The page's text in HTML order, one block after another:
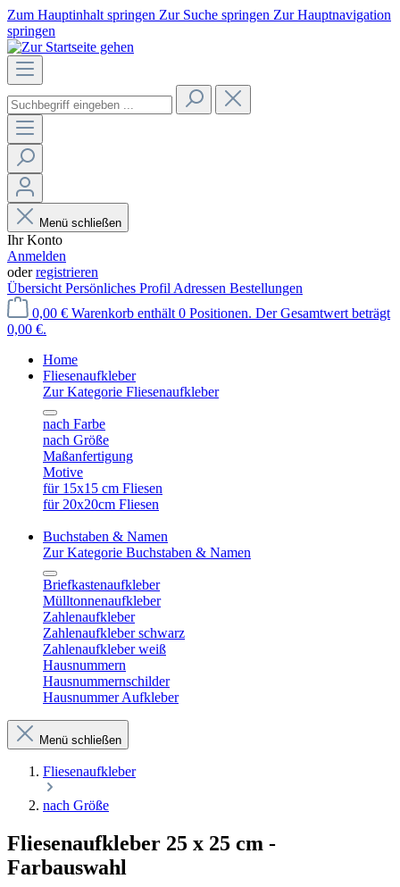
Zum Hauptinhalt springen Zur Suche springen Zur Hauptnavigation
springen
Menü schließen
Ihr Konto
Anmelden
oderregistrieren
Übersicht Persönliches Profil Adressen Bestellungen
0,00 € Warenkorb enthält 0 Positionen. Der Gesamtwert beträgt
0,00 €.
Home
Fliesenaufkleber
Zur Kategorie Fliesenaufkleber
nach Farbe
nach Größe
Maßanfertigung
Motive
für 15x15 cm Fliesen
für 20x20cm Fliesen
Buchstaben & Namen
Zur Kategorie Buchstaben & Namen
Briefkastenaufkleber
Mülltonnenaufkleber
Zahlenaufkleber
Zahlenaufkleber schwarz
Zahlenaufkleber weiß
Hausnummern
Hausnummernschilder
Hausnummer Aufkleber
Menü schließen
Fliesenaufkleber
nach Größe
Fliesenaufkleber 25 x 25 cm -
Farbauswahl